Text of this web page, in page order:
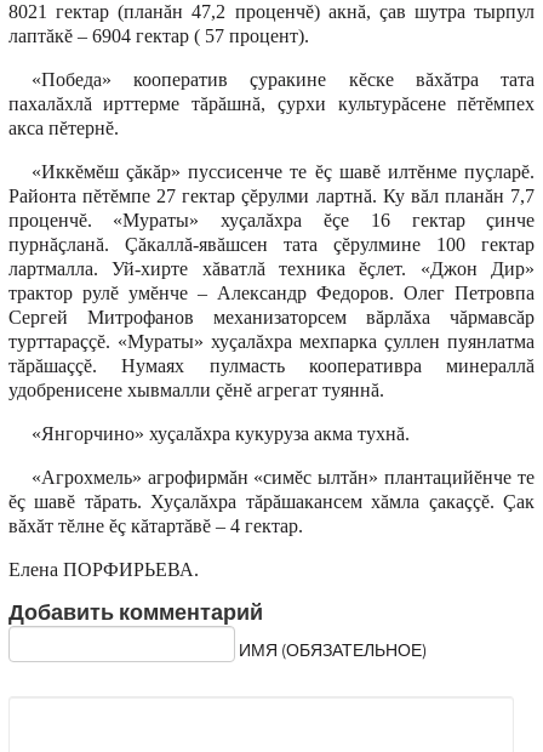
8021 гектар (планăн 47,2 проценчĕ) акнă, çав шутра тырпул
лаптăкĕ – 6904 гектар ( 57 процент).
«Победа» кооператив çуракине кĕске вăхăтра тата
пахалăхлă ирттерме тăрăшнă, çурхи культурăсене пĕтĕмпех
акса пĕтернĕ.
«Иккĕмĕш çăкăр» пуссисенче те ĕç шавĕ илтĕнме пуçларĕ.
Районта пĕтĕмпе 27 гектар çĕрулми лартнă. Ку вăл планăн 7,7
проценчĕ. «Мураты» хуçалăхра ĕçе 16 гектар çинче
пурнăçланă. Çăкаллă-явăшсен тата çĕрулмине 100 гектар
лартмалла. Уй-хирте хăватлă техника ĕçлет. «Джон Дир»
трактор рулĕ умĕнче – Александр Федоров. Олег Петровпа
Сергей Митрофанов механизаторсем вăрлăха чăрмавсăр
турттараççĕ. «Мураты» хуçалăхра мехпарка çуллен пуянлатма
тăрăшаççĕ. Нумаях пулмасть кооперативра минераллă
удобренисене хывмалли çĕнĕ агрегат туяннă.
«Янгорчино» хуçалăхра кукуруза акма тухнă.
«Агрохмель» агрофирмăн «симĕс ылтăн» плантацийĕнче те
ĕç шавĕ тăрать. Хуçалăхра тăрăшакансем хăмла çакаççĕ. Çак
вăхăт тĕлне ĕç кăтартăвĕ – 4 гектар.
Елена ПОРФИРЬЕВА.
Добавить комментарий
ИМЯ (ОБЯЗАТЕЛЬНОЕ)